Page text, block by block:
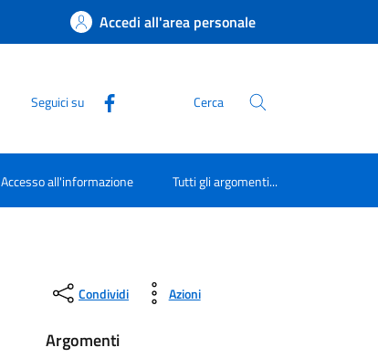
Accedi all'area personale
Seguici su Cerca
Accesso all'informazione Tutti gli argomenti...
Condividi Azioni
Argomenti